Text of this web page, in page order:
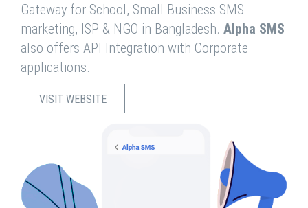
Gateway for School, Small Business SMS
marketing, ISP & NGO in Bangladesh. Alpha SMS
also offers API Integration with Corporate
applications.
VISIT WEBSITE